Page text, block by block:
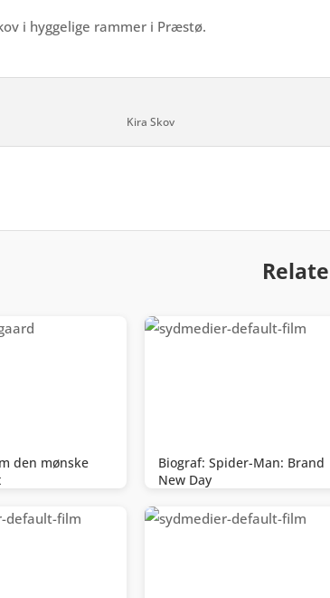
i hyggelige rammer i Præstø.
Kira Skov
den mønske
Biograf: Spider-Man: Brand
New Day